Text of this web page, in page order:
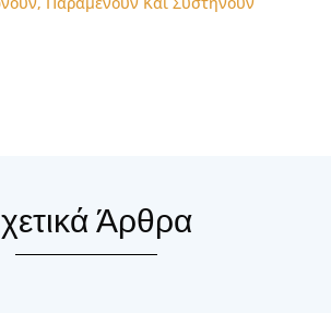
Άρθρα